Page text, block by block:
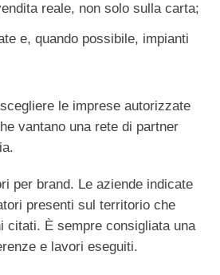
reale, non solo sulla carta;
e, quando possibile, impianti
le imprese autorizzate
vantano una rete di partner
per brand. Le aziende indicate
presenti sul territorio che
citati. È sempre consigliata una
e lavori eseguiti.